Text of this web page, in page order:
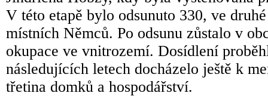
V této etapě bylo odsunuto 330, ve
místních Němců. Po odsunu zůstalo v
okupace ve vnitrozemí. Dosídlení
následujících letech docházelo ještě k
třetina domků a hospodářství.